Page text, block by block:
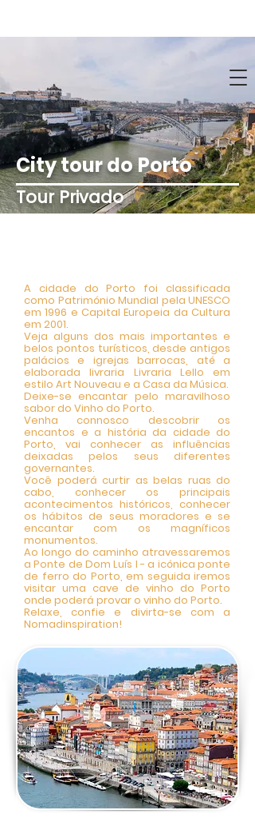
City tour doPorto
Tour Privado
A cidade do Porto foi classificada
como Património Mundial pela UNESCO
em 1996 e Capital Europeia da Cultura
em 2001.
Veja alguns dos mais importantes e
belos pontos turísticos, desde antigos
palácios e igrejas barrocas, até a
elaborada livraria Livraria Lello em
estilo Art Nouveau e a Casa da Música.
Deixe-se encantar pelo maravilhoso
sabor do Vinho do Porto.
Venha connosco descobrir os
encantos e a história da cidade do
Porto, vai conhecer as influências
deixadas pelos seus diferentes
governantes.
Você poderá curtir as belas ruas do
cabo, conhecer os principais
acontecimentos históricos, conhecer
os hábitos de seus moradores e se
encantar com os magníficos
monumentos.
Ao longo do caminho atravessaremos
a Ponte de Dom Luís I - a icónica ponte
de ferro do Porto, em seguida iremos
visitar uma cave de vinho do Porto
onde poderá provar o vinho do Porto.
Relaxe, confie e divirta-se com a
Nomadinspiration!